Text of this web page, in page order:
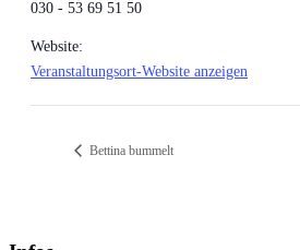
030 - 53 69 51 50
Website:
Veranstaltungsort-Website anzeigen
Bettina bummelt